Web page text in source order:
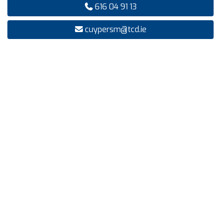
616 04 91 13
cuypersm@tcd.ie